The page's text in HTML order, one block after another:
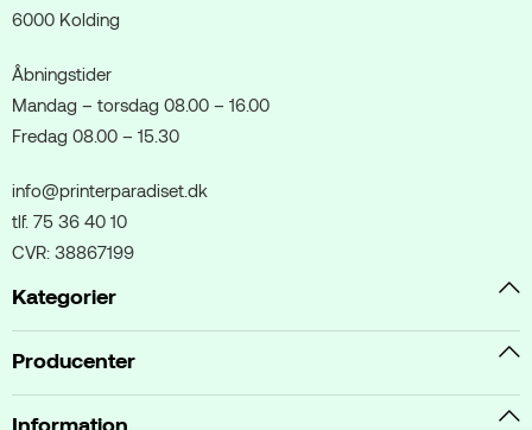
6000 Kolding
Åbningstider
Mandag – torsdag 08.00 – 16.00
Fredag 08.00 – 15.30
info@printerparadiset.dk
tlf. 75 36 40 10
CVR: 38867199
Kategorier
Producenter
Information